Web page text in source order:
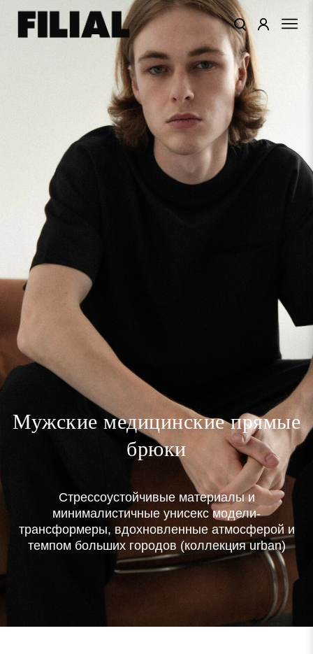
ПОДАРОЧНЫЙ
СЕРТИФИКАТ
ЦВЕТА
КОЛЛЕКЦИИ
ОДЕЖДА
Мужские медицинские прямые
брюки
Стрессоустойчивые материалы и
минималистичные унисекс модели-
трансформеры, вдохновленные атмосферой и
темпом больших городов (коллекция urban)